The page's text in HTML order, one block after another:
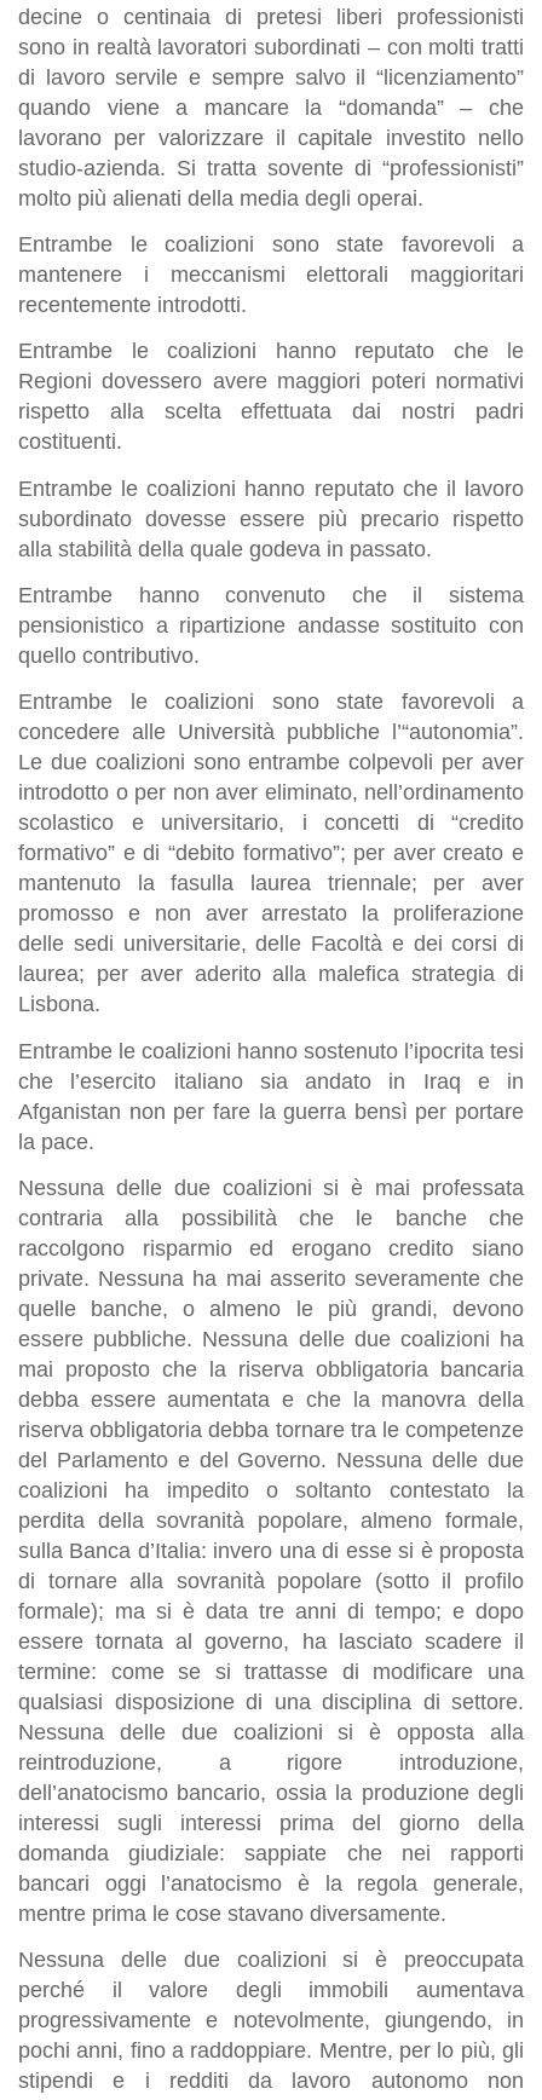
decine o centinaia di pretesi liberi professionisti
sono in realtà lavoratori subordinati – con molti tratti
di lavoro servile e sempre salvo il “licenziamento”
quando viene a mancare la “domanda” – che
lavorano per valorizzare il capitale investito nello
studio-azienda. Si tratta sovente di “professionisti”
molto più alienati della media degli operai.
Entrambe le coalizioni sono state favorevoli a
mantenere i meccanismi elettorali maggioritari
recentemente introdotti.
Entrambe le coalizioni hanno reputato che le
Regioni dovessero avere maggiori poteri normativi
rispetto alla scelta effettuata dai nostri padri
costituenti.
Entrambe le coalizioni hanno reputato che il lavoro
subordinato dovesse essere più precario rispetto
alla stabilità della quale godeva in passato.
Entrambe hanno convenuto che il sistema
pensionistico a ripartizione andasse sostituito con
quello contributivo.
Entrambe le coalizioni sono state favorevoli a
concedere alle Università pubbliche l’“autonomia”.
Le due coalizioni sono entrambe colpevoli per aver
introdotto o per non aver eliminato, nell’ordinamento
scolastico e universitario, i concetti di “credito
formativo” e di “debito formativo”; per aver creato e
mantenuto la fasulla laurea triennale; per aver
promosso e non aver arrestato la proliferazione
delle sedi universitarie, delle Facoltà e dei corsi di
laurea; per aver aderito alla malefica strategia di
Lisbona.
Entrambe le coalizioni hanno sostenuto l’ipocrita tesi
che l’esercito italiano sia andato in Iraq e in
Afganistan non per fare la guerra bensì per portare
la pace.
Nessuna delle due coalizioni si è mai professata
contraria alla possibilità che le banche che
raccolgono risparmio ed erogano credito siano
private. Nessuna ha mai asserito severamente che
quelle banche, o almeno le più grandi, devono
essere pubbliche. Nessuna delle due coalizioni ha
mai proposto che la riserva obbligatoria bancaria
debba essere aumentata e che la manovra della
riserva obbligatoria debba tornare tra le competenze
del Parlamento e del Governo. Nessuna delle due
coalizioni ha impedito o soltanto contestato la
perdita della sovranità popolare, almeno formale,
sulla Banca d’Italia: invero una di esse si è proposta
di tornare alla sovranità popolare (sotto il profilo
formale); ma si è data tre anni di tempo; e dopo
essere tornata al governo, ha lasciato scadere il
termine: come se si trattasse di modificare una
qualsiasi disposizione di una disciplina di settore.
Nessuna delle due coalizioni si è opposta alla
reintroduzione, a rigore introduzione,
dell’anatocismo bancario, ossia la produzione degli
interessi sugli interessi prima del giorno della
domanda giudiziale: sappiate che nei rapporti
bancari oggi l’anatocismo è la regola generale,
mentre prima le cose stavano diversamente.
Nessuna delle due coalizioni si è preoccupata
perché il valore degli immobili aumentava
progressivamente e notevolmente, giungendo, in
pochi anni, fino a raddoppiare. Mentre, per lo più, gli
stipendi e i redditi da lavoro autonomo non